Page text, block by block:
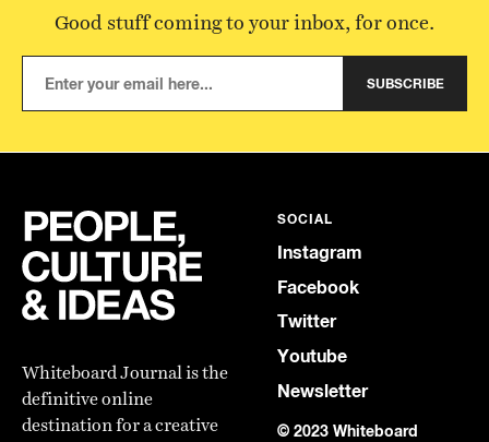
Good stuff coming to your inbox, for once.
SUBSCRIBE
Whiteboard Journal is the
definitive online
destination for a creative
SOCIAL
Instagram
Facebook
Twitter
Youtube
Newsletter
© 2023 Whiteboard